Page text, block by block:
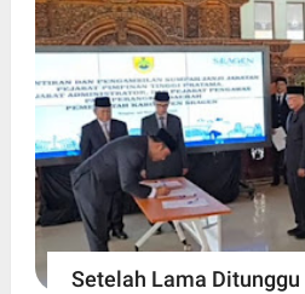
Setelah Lama Ditunggu